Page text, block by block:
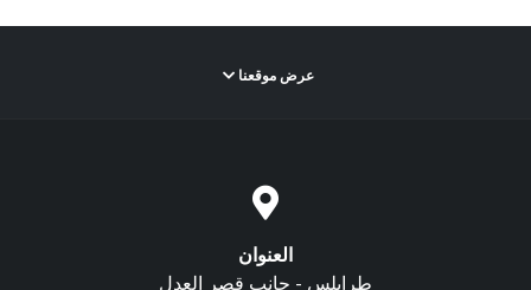
عرض موقعنا
العنوان
طرابلس - جانب قصر العدل